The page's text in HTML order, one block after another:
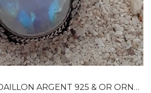
ARGENT 925 & OR ORNE...